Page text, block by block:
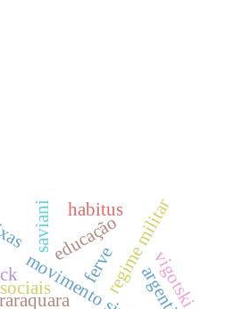
ferveregime militar
educação
vigotski
saviani habitus